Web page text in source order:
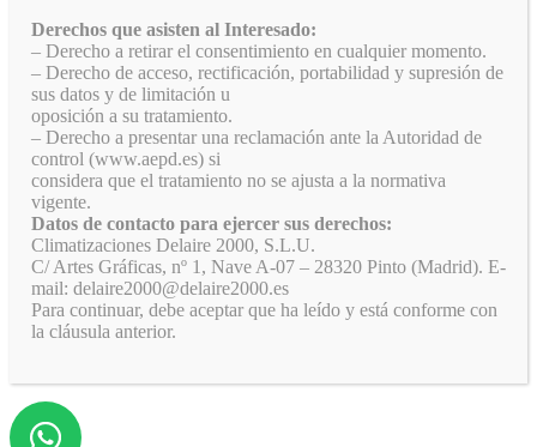
Derechos que asisten al Interesado:
– Derecho a retirar el consentimiento en cualquier momento.
– Derecho de acceso, rectificación, portabilidad y supresión de
sus datos y de limitación u
oposición a su tratamiento.
– Derecho a presentar una reclamación ante la Autoridad de
control (www.aepd.es) si
considera que el tratamiento no se ajusta a la normativa
vigente.
Datos de contacto para ejercer sus derechos:
Climatizaciones Delaire 2000, S.L.U.
C/ Artes Gráficas, nº 1, Nave A-07 – 28320 Pinto (Madrid). E-
mail: delaire2000@delaire2000.es
Para continuar, debe aceptar que ha leído y está conforme con
la cláusula anterior.